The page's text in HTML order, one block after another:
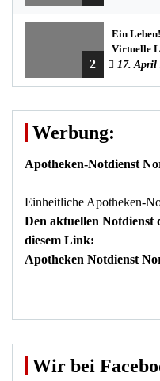
2
Ein
Virtuelle
17. April
Werbung:
Apotheken-Notdienst
Einheitliche Apotheken-
Den aktuellen Notdienst
diesem Link:
Apotheken Notdienst
Wir bei